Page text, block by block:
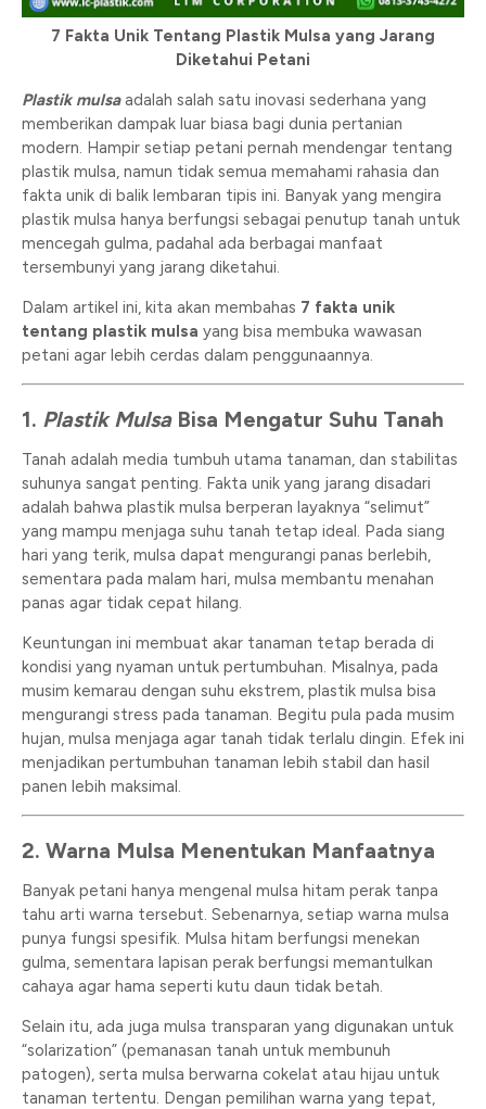
7 Fakta Unik Tentang Plastik Mulsa yang Jarang
Diketahui Petani
Plastik mulsaadalah salah satu inovasi sederhana yang
memberikan dampak luar biasa bagi dunia pertanian
modern. Hampir setiap petani pernah mendengar tentang
plastik mulsa, namun tidak semua memahami rahasia dan
fakta unik di balik lembaran tipis ini. Banyak yang mengira
plastik mulsa hanya berfungsi sebagai penutup tanah untuk
mencegah gulma, padahal ada berbagai manfaat
tersembunyi yang jarang diketahui.
Dalam artikel ini, kita akan membahas 7 fakta unik
tentang plastik mulsa yang bisa membuka wawasan
petani agar lebih cerdas dalam penggunaannya.
1. Plastik MulsaBisa Mengatur Suhu Tanah
Tanah adalah media tumbuh utama tanaman, dan stabilitas
suhunya sangat penting. Fakta unik yang jarang disadari
adalah bahwa plastik mulsa berperan layaknya “selimut”
yang mampu menjaga suhu tanah tetap ideal. Pada siang
hari yang terik, mulsa dapat mengurangi panas berlebih,
sementara pada malam hari, mulsa membantu menahan
panas agar tidak cepat hilang.
Keuntungan ini membuat akar tanaman tetap berada di
kondisi yang nyaman untuk pertumbuhan. Misalnya, pada
musim kemarau dengan suhu ekstrem, plastik mulsa bisa
mengurangi stress pada tanaman. Begitu pula pada musim
hujan, mulsa menjaga agar tanah tidak terlalu dingin. Efek ini
menjadikan pertumbuhan tanaman lebih stabil dan hasil
panen lebih maksimal.
2. Warna Mulsa Menentukan Manfaatnya
Banyak petani hanya mengenal mulsa hitam perak tanpa
tahu arti warna tersebut. Sebenarnya, setiap warna mulsa
punya fungsi spesifik. Mulsa hitam berfungsi menekan
gulma, sementara lapisan perak berfungsi memantulkan
cahaya agar hama seperti kutu daun tidak betah.
Selain itu, ada juga mulsa transparan yang digunakan untuk
“solarization” (pemanasan tanah untuk membunuh
patogen), serta mulsa berwarna cokelat atau hijau untuk
tanaman tertentu. Dengan pemilihan warna yang tepat,